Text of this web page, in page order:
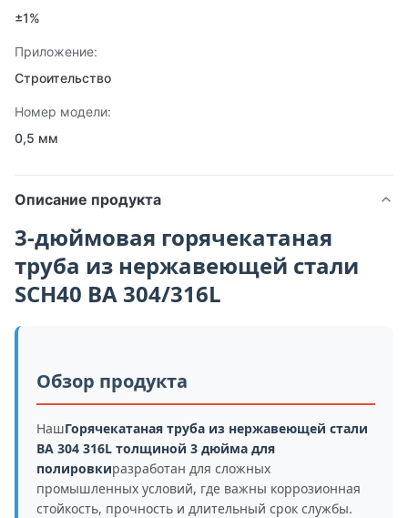
±1%
Приложение:
Строительство
Номер модели:
0,5 мм
Описание продукта
3-дюймовая горячекатаная
труба из нержавеющей стали
SCH40 BA 304/316L
Обзор продукта
НашГорячекатаная труба из нержавеющей стали
BA 304 316L толщиной 3 дюйма для
полировкиразработан для сложных
промышленных условий, где важны коррозионная
стойкость, прочность и длительный срок службы.